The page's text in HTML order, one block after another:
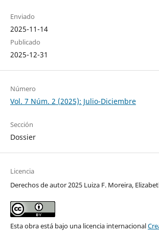
Enviado
2025-11-14
Publicado
2025-12-31
Número
Vol. 7 Núm. 2 (2025): Julio-Diciembre
Sección
Dossier
Licencia
Derechos de autor 2025 Luiza F. Moreira,
Esta obra está bajo una licencia internacional